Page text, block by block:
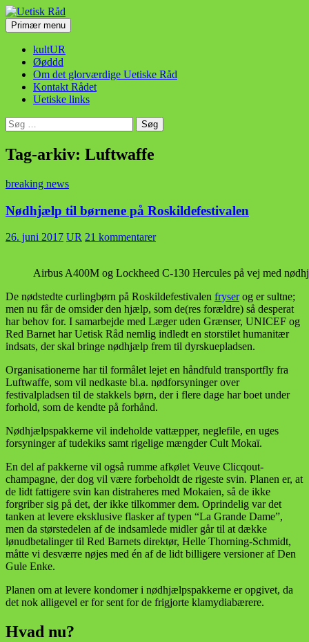
Hop
til
indhold
Uetisk Råd
SøgPrimær menu
kultUR
Øøddd
Om det glorværdige Uetiske Råd
Kontakt Rådet
Uetiske links
Søg
efter:
Tag-arkiv: Luftwaffe
breaking news
Nødhjælp til børnene på Roskildefestivalen
26. juni 2017 UR 21 kommentarer
Airbus A400M og Lockheed C-130 Hercules på vej med
De nødstedte curlingbørn på Roskildefestivalen fryserog er sultne;
men nu får de omsider den hjælp, som de(res forældre) så desperat
har behov for. I samarbejde med Læger uden Grænser, UNICEF og
Red Barnet har Uetisk Råd nemlig indledt en storstilet humanitær
indsats, der skal bringe nødhjælp frem til dyrskuepladsen.
Organisationerne har til formålet lejet en håndfuld transportfly fra
Luftwaffe, som vil nedkaste bl.a. nødforsyninger over
festivalpladsen til de stakkels børn, der i flere dage har boet under
forhold, som de kendte på forhånd.
Nødhjælpspakkerne vil indeholde vattæpper, neglefile, en uges
forsyninger af tudekiks samt rigelige mængder Cult Mokaï.
En del af pakkerne vil også rumme afkølet Veuve Clicqout-
champagne, der dog vil være forbeholdt de rigeste svin. Planen er, at
de lidt fattigere svin kan distraheres med Mokaien, så de ikke
forgriber sig på det, der ikke tilkommer dem. Oprindelig var det
tanken at levere eksklusive flasker af typen “La Grande Dame”,
men da størstedelen af de indsamlede midler går til at dække
lønudbetalinger til Red Barnets direktør, Helle Thorning-Schmidt,
måtte vi desværre nøjes med én af de lidt billigere versioner af Den
Gule Enke.
Planen om at levere kondomer i nødhjælpspakkerne er opgivet, da
det nok alligevel er for sent for de frigjorte klamydiabærere.
Hvad nu?